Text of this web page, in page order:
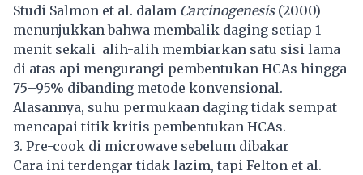
Studi Salmon et al. dalam Carcinogenesis(2000)
menunjukkan bahwa membalik daging setiap 1
menit sekali alih-alih membiarkan satu sisi lama
di atas api mengurangi pembentukan HCAs hingga
75–95% dibanding metode konvensional.
Alasannya, suhu permukaan daging tidak sempat
mencapai titik kritis pembentukan HCAs.
3. Pre-cook di microwave sebelum dibakar
Cara ini terdengar tidak lazim, tapi Felton et al.